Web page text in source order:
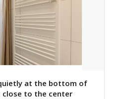
at the bottom of
close to the center